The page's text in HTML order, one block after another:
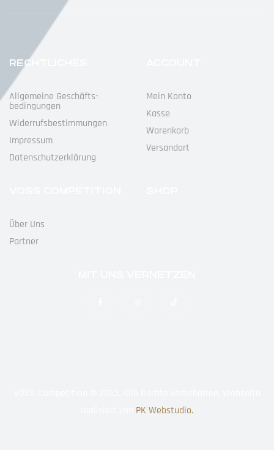
RECHTLICHES
Allgemeine Geschäfts­
Bedingungen
Widerrufs­bestimmungen
Impressum
Datenschutz­erklärung
Mein Konto
Kasse
Warenkorb
Versandart
Über Uns
Partner
PK Webstudio.